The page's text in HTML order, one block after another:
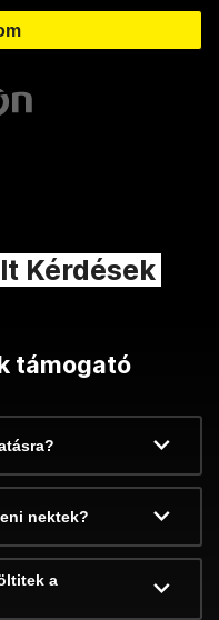
Kérdések
támogató
nektek?
a